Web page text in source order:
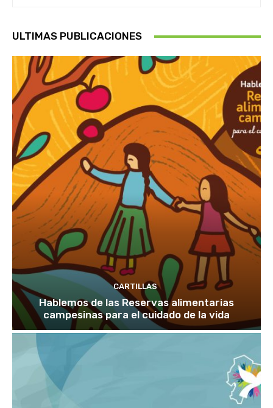
ULTIMAS PUBLICACIONES
CARTILLAS
Hablemos de las Reservas alimentarias
campesinas para el cuidado de la vida